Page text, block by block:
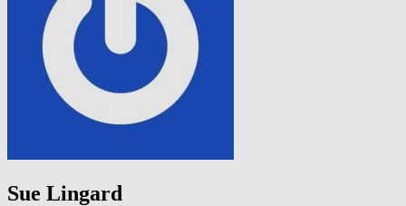
Sue Lingard